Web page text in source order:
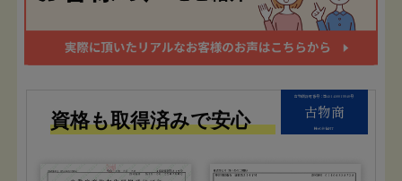
古物商許可番号：第451450019940号
古物商
株式会社FIT
資格も取得済みで安心